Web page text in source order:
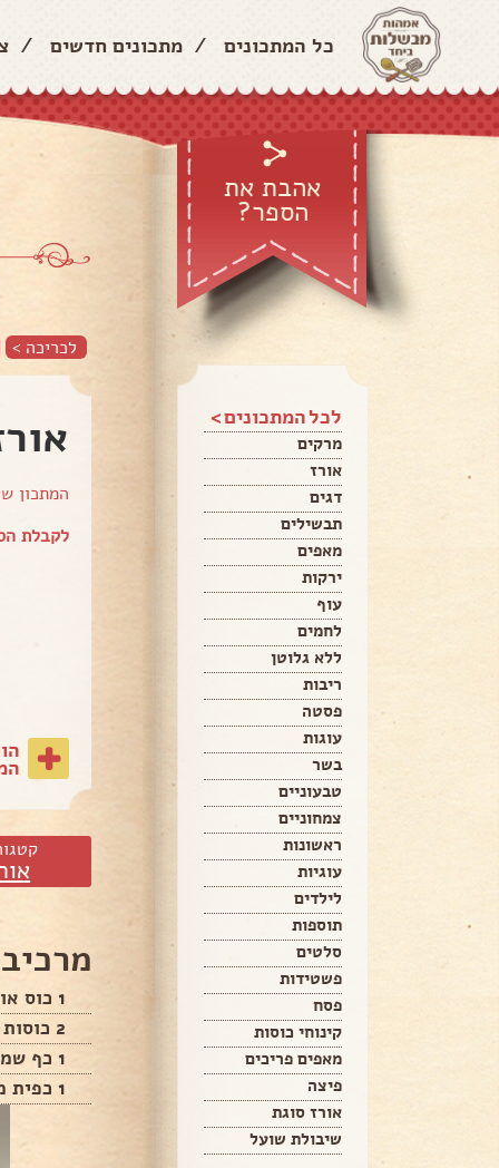
כל המתכונים / מתכונים חדשים /
אהבת את
הספר?
לכל המתכונים >
מרקים
אורז
דגים
תבשילים
מאפים
ירקות
עוף
לחמים
ללא גלוטן
ריבות
פסטה
עוגות
בשר
טבעוניים
צמחוניים
ראשונות
עוגיות
לילדים
תוספות
סלטים
פשטידות
פסח
קינוחי כוסות
מאפים פריכים
פיצה
אורז סוגת
שיבולת שועל
לכריכה >
המתכון
לקבלת
1 כוס אורז
2 כוסות מים רותחים
1 כף שמן
1 כפית מלח שטוחה